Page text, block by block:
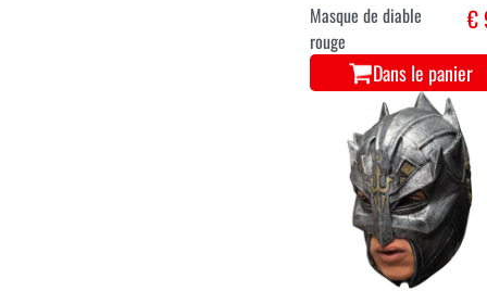
Masque de diable
rouge
€
Dans le panier